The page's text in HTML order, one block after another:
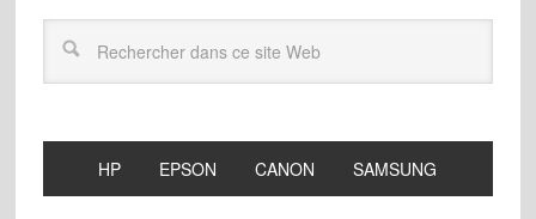
HP EPSON CANON SAMSUNG